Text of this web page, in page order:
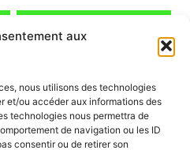
aux
nous utilisons des technologies
et/ou accéder aux informations des
technologies nous permettra de
de navigation ou les ID
consentir ou de retirer son